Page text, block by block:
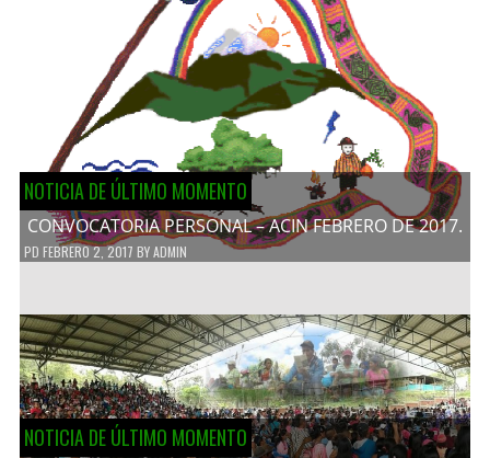
NOTICIA DE ÚLTIMO MOMENTO
CONVOCATORIA PERSONAL – ACIN FEBRERO DE 2017.
PD FEBRERO 2, 2017 BYADMIN
NOTICIA DE ÚLTIMO MOMENTO